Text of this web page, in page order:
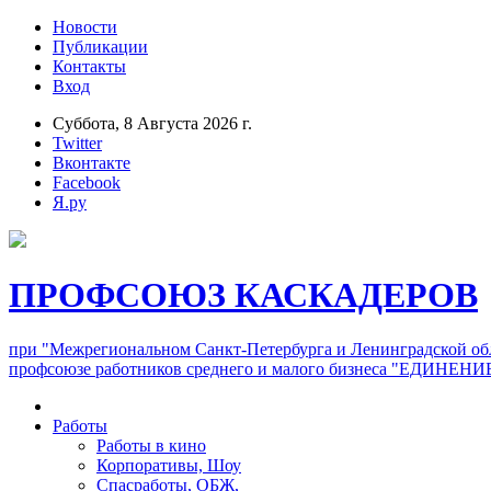
Новости
Публикации
Контакты
Вход
Суббота, 8 Августа 2026 г.
Twitter
Вконтакте
Facebook
Я.ру
ПРОФСОЮЗ КАСКАДЕРОВ
при "Межрегиональном Санкт-Петербурга и Ленинградской
профсоюзе работников среднего и малого бизнеса
Работы
Работы в кино
Корпоративы, Шоу
Спасработы, ОБЖ,